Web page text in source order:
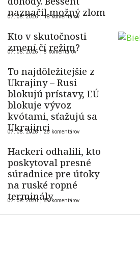
naznačil možný zlom
07. 08. 2026 |18 komentárov
Kto v skutočnosti
zmení čí režim?
07. 08. 2026 |8 komentárov
To najdôležitejšie z
Ukrajiny – Rusi
blokujú prístavy, EÚ
blokuje vývoz
kvótami, sťažujú sa
Ukrajinci
07. 08. 2026 |26 komentárov
Hackeri odhalili, kto
poskytoval presné
súradnice pre útoky
na ruské ropné
terminály
07. 08. 2026 |69 komentárov